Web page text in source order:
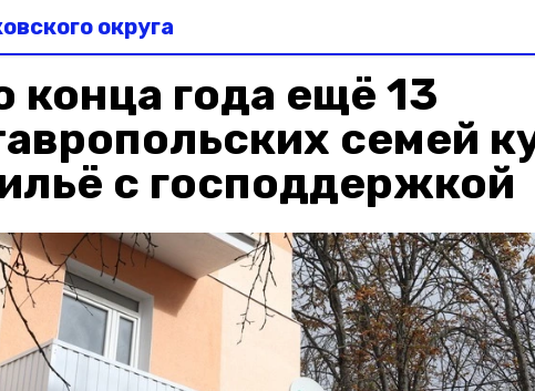
округа
конца года ещё 13
семей
с господдержкой